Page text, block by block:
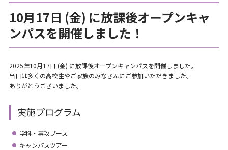
10月17日 (金) に放課後オープンキャ
ンパスを開催しました！
2025年10月17日 (金) に放課後オープンキャンパスを開催しました。
当日は多くの高校生やご家族のみなさんにご参加いただきました。
ありがとうございました。
実施プログラム
学科・専攻ブース
キャンパスツアー